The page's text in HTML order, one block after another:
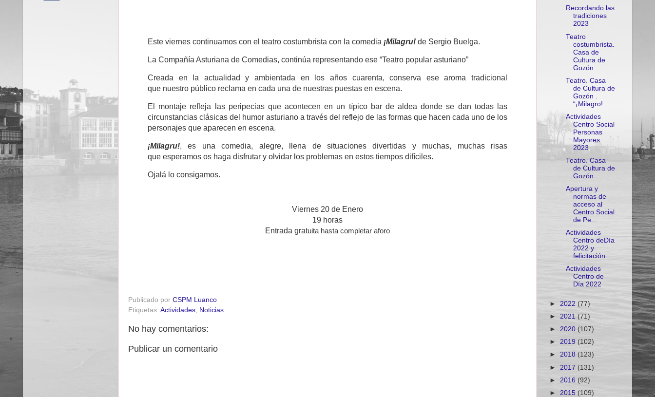
Este viernes continuamos con el teatro costumbrista con la comedia ¡Milagru! de Sergio Buelga.
La Compañía Asturiana de Comedias, continúa representando ese “Teatro popular asturiano”
Creada en la actualidad y ambientada en los años cuarenta, conserva ese aroma tradicional
que nuestro público reclama en cada una de nuestras puestas en escena.
El montaje refleja las peripecias que acontecen en un típico bar de aldea donde se dan todas las
circunstancias clásicas del humor asturiano a través del reflejo de las formas que hacen cada uno de los
personajes que aparecen en escena.
¡Milagru!, es una comedia, alegre, llena de situaciones divertidas y muchas, muchas risas
que esperamos os haga disfrutar y olvidar los problemas en estos tiempos difíciles.
Ojalá lo consigamos.
Viernes 20 de Enero
19 horas
Entrada gratuita hasta completar aforo
Publicado por CSPM Luanco
Etiquetas: Actividades Noticias
No hay comentarios:
Publicar un comentario
Recordando las
tradiciones
2023
Teatro
costumbrista.
Casa de
Cultura de
Gozón
Teatro. Casa
de Cultura de
Gozón .
“¡Milagro!
Actividades
Centro Social
Personas
Mayores
2023
Teatro. Casa
de Cultura de
Gozón
Apertura y
normas de
acceso al
Centro Social
de Pe...
Actividades
Centro deDía
2022 y
felicitación
Actividades
Centro de
Día 2022
► 2022 (77)
► 2021 (71)
► 2020 (107)
► 2019 (102)
► 2018 (123)
► 2017 (131)
► 2016 (92)
► 2015 (109)